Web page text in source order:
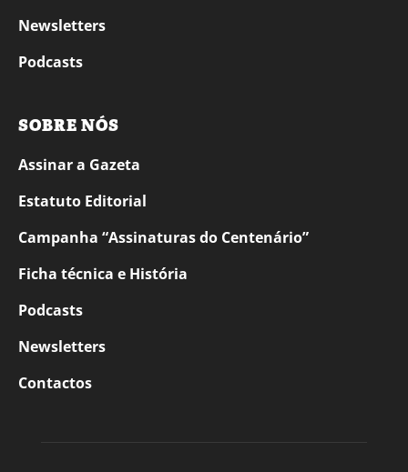
Newsletters
Podcasts
SOBRE NÓS
Assinar a Gazeta
Estatuto Editorial
Campanha “Assinaturas do Centenário”
Ficha técnica e História
Podcasts
Newsletters
Contactos